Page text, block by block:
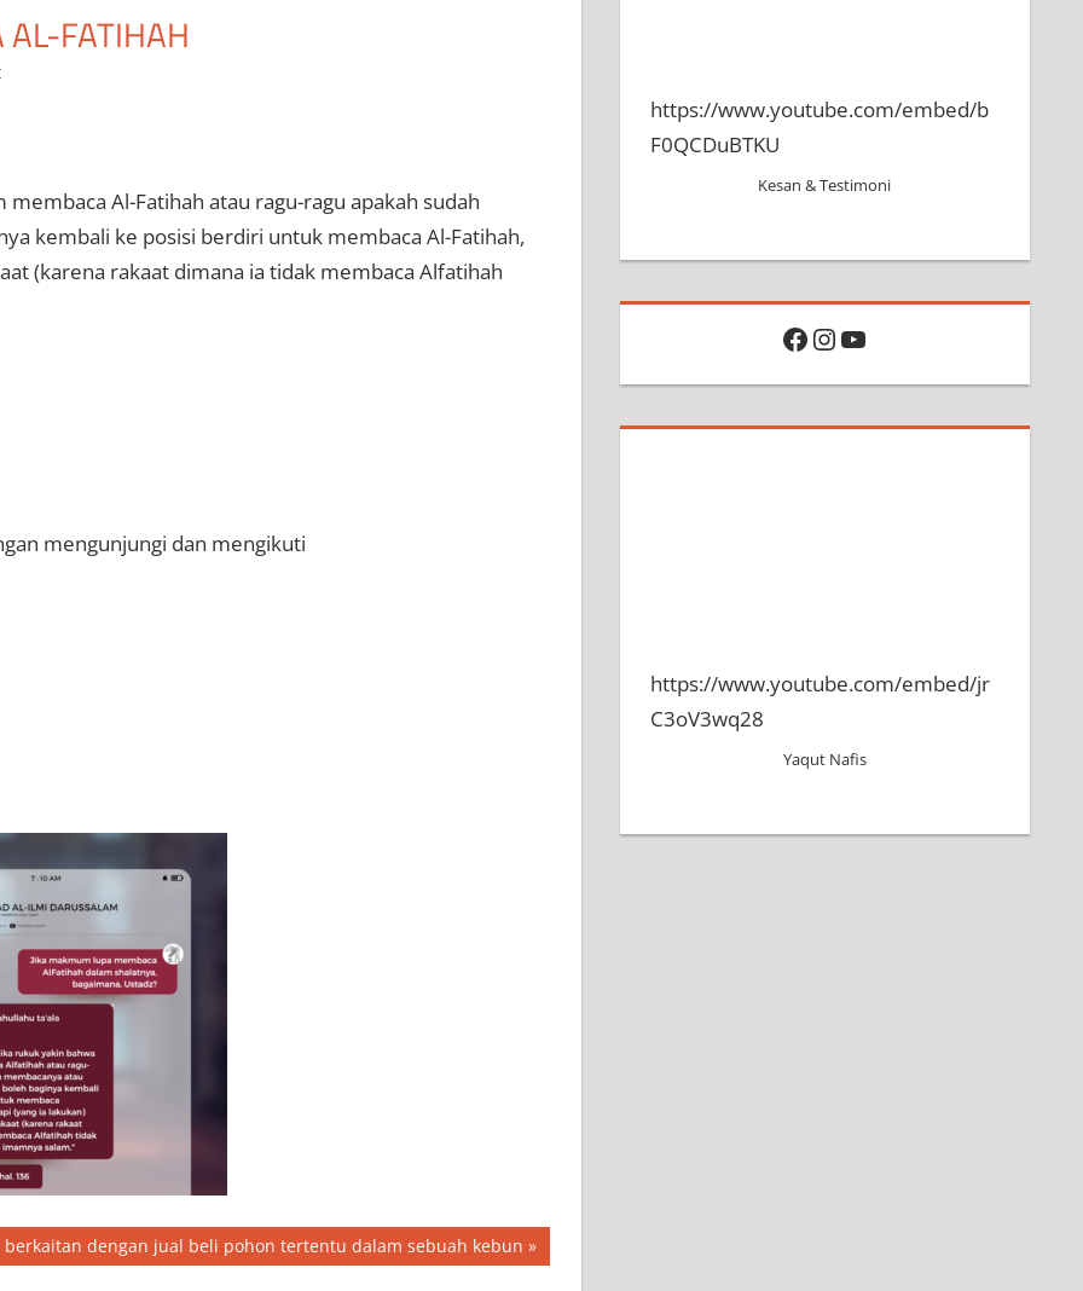
FATIHAH
Al-Fatihah atau ragu-ragu apakah sudah
kembali ke posisi berdiri untuk membaca Al-Fatihah,
(karena rakaat dimana ia tidak membaca Alfatihah
mengunjungi dan mengikuti
berkaitan dengan jual beli pohon tertentu dalam sebuah kebun
https://www.youtube.com/embed/b
F0QCDuBTKU
Kesan & Testimoni
Facebook
Instagram
YouTube
https://www.youtube.com/embed/jr
C3oV3wq28
Yaqut Nafis